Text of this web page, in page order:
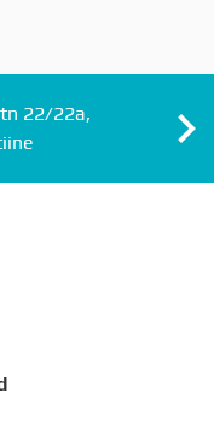
22/22a,